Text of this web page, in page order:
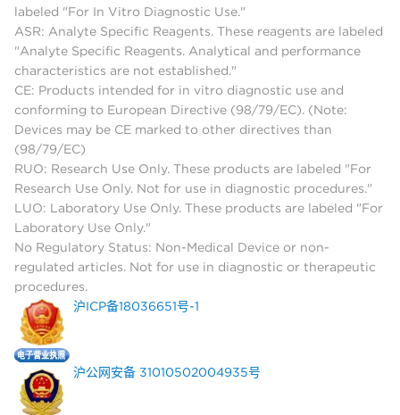
labeled "For In Vitro Diagnostic Use."
ASR: Analyte Specific Reagents. These reagents are labeled
"Analyte Specific Reagents. Analytical and performance
characteristics are not established."
CE: Products intended for in vitro diagnostic use and
conforming to European Directive (98/79/EC). (Note:
Devices may be CE marked to other directives than
(98/79/EC)
RUO: Research Use Only. These products are labeled "For
Research Use Only. Not for use in diagnostic procedures."
LUO: Laboratory Use Only. These products are labeled "For
Laboratory Use Only."
No Regulatory Status: Non-Medical Device or non-
regulated articles. Not for use in diagnostic or therapeutic
procedures.
沪ICP备18036651号-1
沪公网安备 31010502004935号